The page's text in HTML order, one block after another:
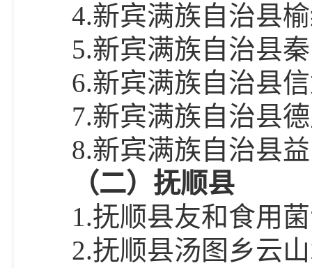
4.新宾满族自治县
5.新宾满族自治县
6.新宾满族自治县
7.新宾满族自治县
8.新宾满族自治县
（二）抚顺县
1.抚顺县友和食用
2.抚顺县汤图乡云